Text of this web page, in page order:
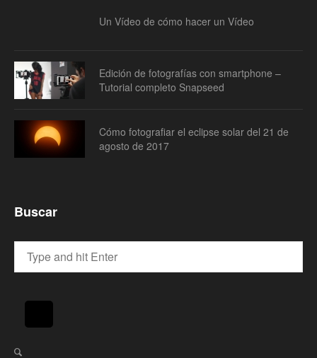
Un Vídeo de cómo hacer un Vídeo
Edición de fotografías con smartphone –
Tutorial completo Snapseed
Cómo fotografiar el eclipse solar del 21 de
agosto de 2017
Buscar